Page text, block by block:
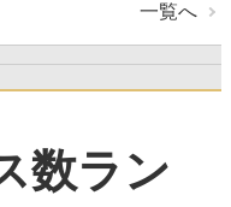
一覧へ
数ラン